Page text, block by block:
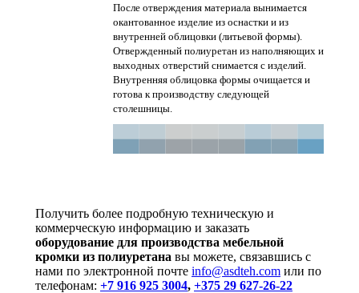
После отверждения материала вынимается
окантованное изделие из оснастки и из
внутренней облицовки (литьевой формы).
Отвержденный полиуретан из наполняющих и
выходных отверстий снимается с изделий.
Внутренняя облицовка формы очищается и
готова к производству следующей
столешницы.
Получить более подробную техническую и
коммерческую информацию и заказать
оборудование для производства мебельной
кромки из полиуретана вы можете, связавшись с
нами по электронной почте info@asdteh.com или по
телефонам: +7 916 925 3004, +375 29 627-26-22